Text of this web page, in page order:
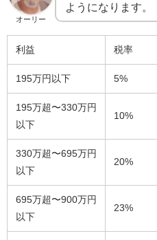
オーリー
ようになります。
利益 税率
195万円以下 5%
195万超〜330万円
以下
10%
330万超〜695万円
以下
20%
695万超〜900万円
以下
23%